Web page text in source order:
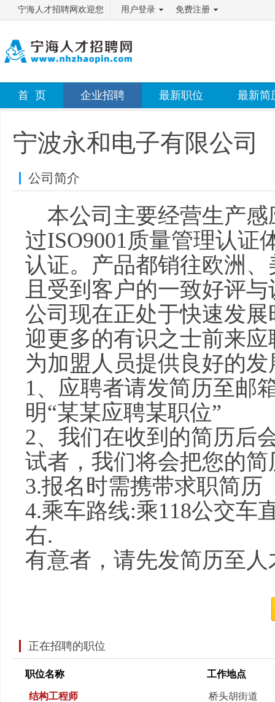
宁海人才招聘网欢迎您 用户登录 免费注册
首 页 企业招聘 最新职位 最新简
宁波永和电子有限公司
公司简介
本公司主要经营生产感
过ISO9001质量管理认证
认证。产品都销往欧洲
且受到客户的一致好评与
公司现在正处于快速发
迎更多的有识之士前来
为加盟人员提供良好的
1、应聘者请发简历至邮
明“某某应聘某职位”
2、我们在收到的简历后
试者，我们将会把您的
3.报名时需携带求职简历
4.乘车路线:乘118公交车
右.
有意者，请先发简历至
正在招聘的职位
职位名称 工作地点
结构工程师 桥头胡街道